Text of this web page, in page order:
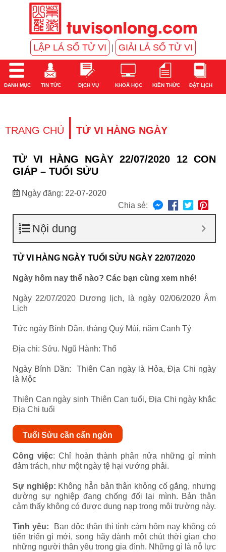
LẬP LÁ SỐ TỬ VI GIẢI LÁ SỐ TỬ VI
DANH MỤC TIN TỨC DỊCH VỤ KHOÁ HỌC KIẾN THỨC ĐẶT LỊCH
TRANG CHỦ | TỬ VI HÀNG NGÀY
TỬ VI HÀNG NGÀY 22/07/2020 12 CON
GIÁP – TUỔI SỬU
Ngày đăng: 22-07-2020
Chia sẻ:
Nội dung
TỬ VI HÀNG NGÀY TUỔI SỬU NGÀY 22/07/2020
Ngày hôm nay thế nào? Các bạn cùng xem nhé!
Ngày 22/07/2020 Dương lịch, là ngày 02/06/2020 Âm
Lịch
Tức ngày Bính Dần, tháng Quý Mùi, năm Canh Tý
Địa chi: Sửu. Ngũ Hành: Thổ
Ngày Bính Dần: Thiên Can ngày là Hỏa, Địa Chi ngày
là Mộc
Thiên Can ngày sinh Thiên Can tuổi, Địa Chi ngày khắc
Địa Chi tuổi
Tuổi Sửu cần cẩn ngôn
Công việc: Chỉ hoàn thành phân nửa những gì mình
đảm trách, như một ngày tệ hại vướng phải.
Sự nghiệp: Không hẳn bản thân không cố gắng, nhưng
dường sự nghiệp đang chống đối lại mình. Bản thân
cảm thấy không có được dung nạp trong môi trường này.
Tình yêu: Bạn độc thân thì tình cảm hôm nay không có
tiến triển gì mới, song hãy dành một chút thời gian cho
những người thân yêu trong gia đình. Những gì là nỗ lực